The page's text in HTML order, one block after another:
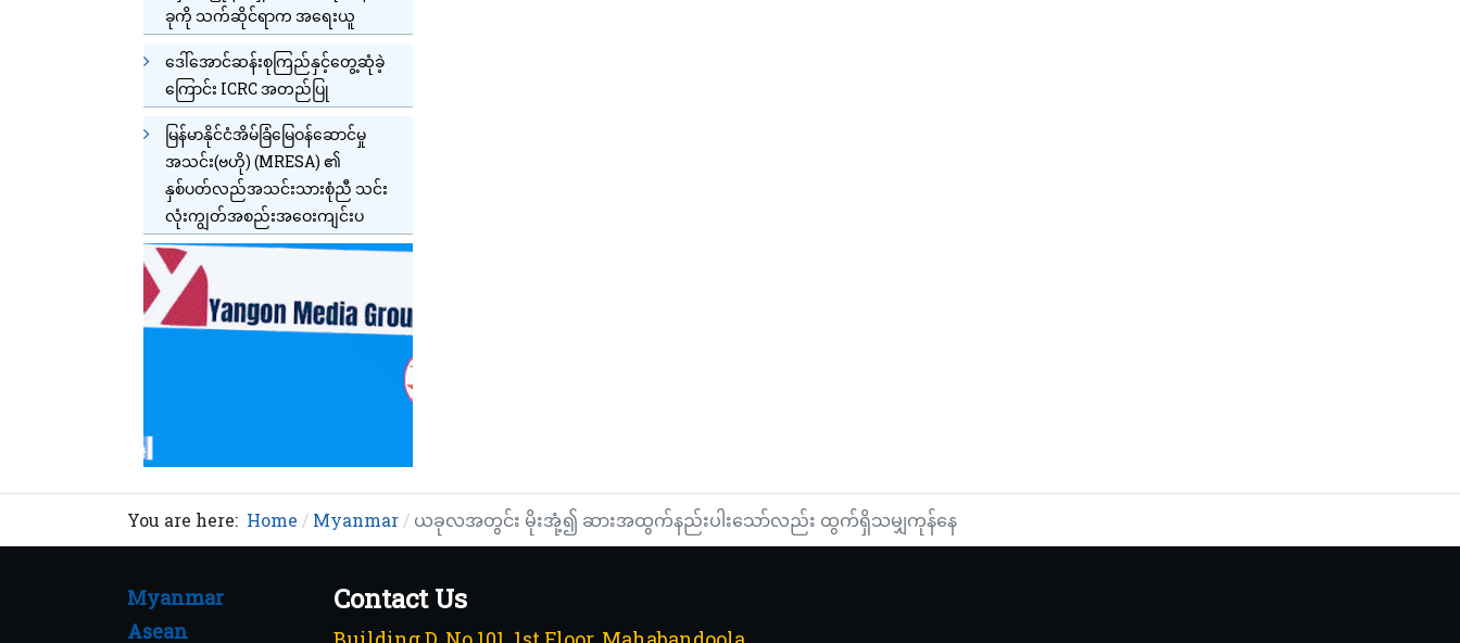
ခုကို သက်ဆိုင်ရာက အရေးယူ
ဒေါ်အောင်ဆန်းစုကြည်နှင့်တွေ့ဆုံခဲ့
ကြောင်း ICRC အတည်ပြု
မြန်မာနိုင်ငံအိမ်ခြံမြေဝန်ဆောင်မှု
အသင်း(ဗဟို) (MRESA) ၏
နှစ်ပတ်လည်အသင်းသားစုံညီ သင်း
လုံးကျွတ်အစည်းအဝေးကျင်းပ
You are here: Home Myanmar ယခုလအတွင်း မိုးအုံ့၍ ဆားအထွက်နည်းပါးသော်လည်း ထွက်ရှိသမျှကုန်နေ
Myanmar
Asean
Contact Us